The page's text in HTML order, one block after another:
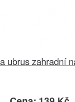
ubrus zahradní